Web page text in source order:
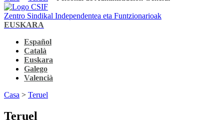
Zentro Sindikal Independentea eta Funtzionarioak
EUSKARA
Español
Català
Euskara
Galego
Valencià
Casa > Teruel
Teruel